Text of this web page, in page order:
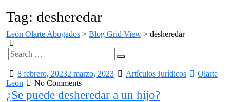
Tag: desheredar
León Olarte Abogados > Blog Grid View > desheredar
Search
for:
Search
8 febrero, 20232 marzo, 2023 Artículos Jurídicos
Olarte
Leon
No Comments
¿Se puede desheredar a un hijo?